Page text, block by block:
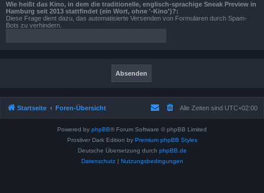
Wie heißt das Kino, in dem die traditionelle, englisch-sprachige Sneak Preview in
Hamburg seit 2013 stattfindet (ein Wort, ohne '-Kino')?:
Diese Frage dient dazu, das automatisierte Versenden von Formularen durch Spam-
Bots zu verhindern.
Startseite Foren-Übersicht Alle Zeiten sind UTC+02:00
Powered by phpBB® Forum Software © phpBB Limited
Prosilver Dark Edition by Premium phpBB Styles
Deutsche Übersetzung durch phpBB.de
Datenschutz| Nutzungsbedingungen